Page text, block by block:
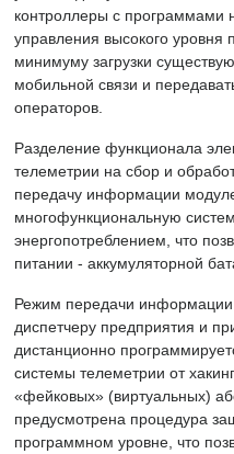
контроллеры с программами
управления высокого уровня
минимуму загрузки
мобильной связи и
операторов.
Разделение функционала
телеметрии на сбор и
передачу информации
многофункциональную
энергопотреблением, что
питании - аккумуляторной
Режим передачи информации
диспетчеру предприятия и
дистанционно
системы телеметрии от
«фейковых» (виртуальных)
предусмотрена процедура
программном уровне, что